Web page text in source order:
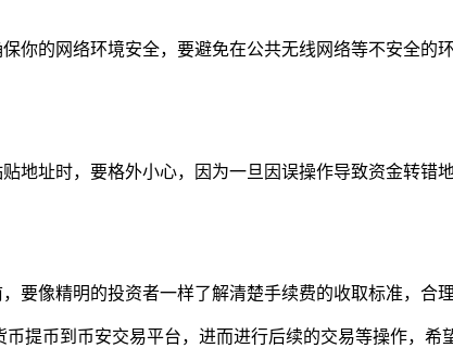
你的网络环境安全，要避免在公共无线网络等不安全的
地址时，要格外小心，因为一旦因误操作导致资金转错
要像精明的投资者一样了解清楚手续费的收取标准，合
提币到币安交易平台，进而进行后续的交易等操作，